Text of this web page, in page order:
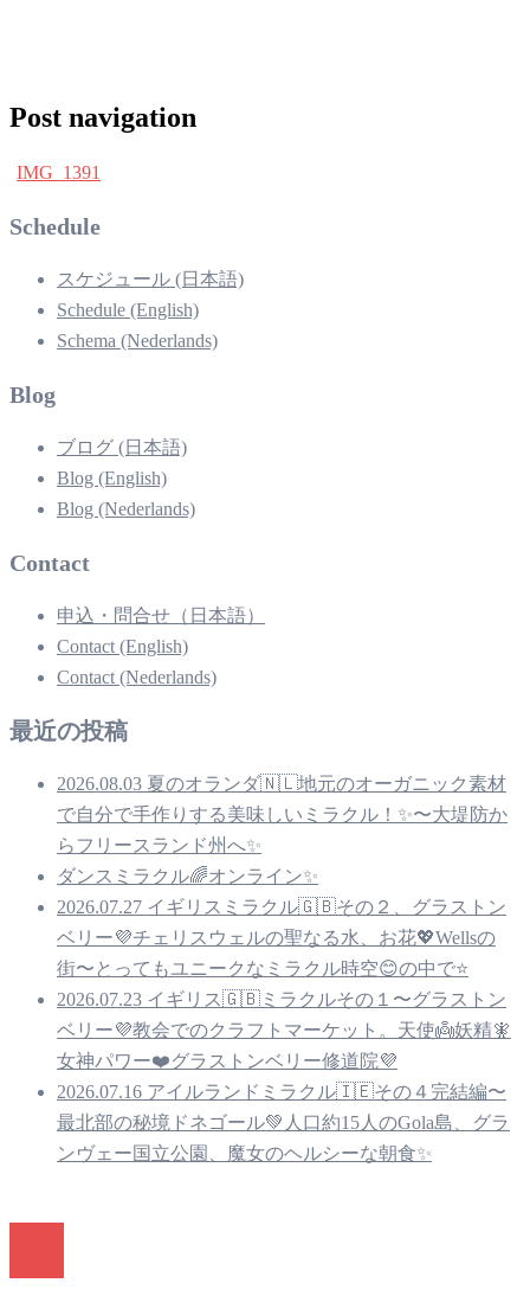
Post navigation
IMG_1391
Schedule
スケジュール (日本語)
Schedule (English)
Schema (Nederlands)
Blog
ブログ (日本語)
Blog (English)
Blog (Nederlands)
Contact
申込・問合せ（日本語）
Contact (English)
Contact (Nederlands)
最近の投稿
2026.08.03 夏のオランダ🇳🇱地元のオーガニック素材
で自分で手作りする美味しいミラクル！✨〜大堤防か
らフリースランド州へ✨
ダンスミラクル🌈オンライン✨
2026.07.27 イギリスミラクル🇬🇧その２、グラストン
ベリー💜チェリスウェルの聖なる水、お花💖Wellsの
街〜とってもユニークなミラクル時空😊の中で⭐️
2026.07.23 イギリス🇬🇧ミラクルその１〜グラストン
ベリー💜教会でのクラフトマーケット。天使👼妖精🧚
女神パワー❤️グラストンベリー修道院💜
2026.07.16 アイルランドミラクル🇮🇪その４完結編〜
最北部の秘境ドネゴール💚人口約15人のGola島、グラ
ンヴェー国立公園、魔女のヘルシーな朝食✨